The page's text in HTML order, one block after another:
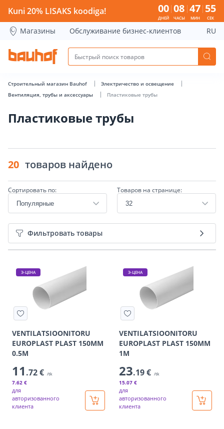
Пластиковые трубы - Bauhof has loaded
Kuni 20% LISAKS koodiga! 00
ДНЕЙ
08
ЧАСЫ
47
МИН
54
СЕК
Магазины Обслуживание бизнес-клиентов RU
Строительный магазин Bauhof
Электричество и освещение
Вентиляция, трубы и аксессуары
Пластиковые трубы
Пластиковые трубы
20 товаров найдено
Сортировать по: Товаров на странице:
Фильтровать товары
Э-ЦЕНА
VENTILATSIOONITORU
EUROPLAST PLAST 150MM
0.5M
11 .72 € /tk
7.62 €
для
авторизованного
клиента
Э-ЦЕНА
VENTILATSIOONITORU
EUROPLAST PLAST 150MM
1M
23.19 € /tk
15.07 €
для
авторизованного
клиента